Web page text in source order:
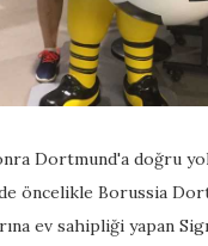
Dortmund'a doğru
öncelikle Borussia
ev sahipliği yapan